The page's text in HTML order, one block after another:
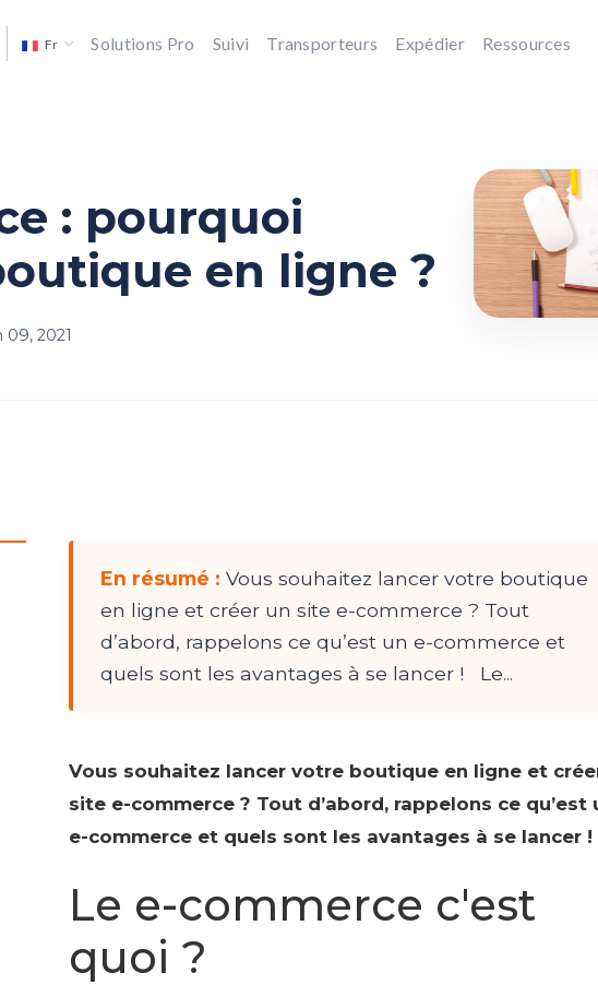
Fr Solutions Pro Suivi Transporteurs Expédier Ressources
: pourquoi
en ligne ?
09, 2021
En résumé : Vous souhaitez lancer votre boutique
en ligne et créer un site e-commerce ? Tout
d’abord, rappelons ce qu’est un e-commerce et
quels sont les avantages à se lancer ! Le...
Vous souhaitez lancer votre boutique en ligne et
site e-commerce ? Tout d’abord, rappelons ce qu’est
e-commerce et quels sont les avantages à se lancer !
Le e-commerce c'est
quoi ?